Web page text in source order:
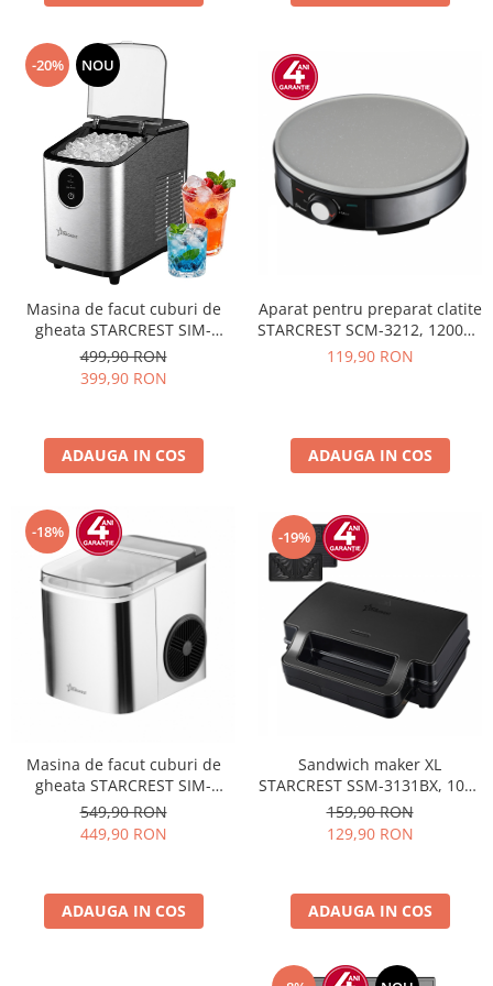
-20% NOU
Masina de facut cuburi de
gheata STARCREST SIM-
1125IX, Capacitate 11-
12Kg/24h, Cos gheata
detasabil, Rezervor apa 0.8 l,
499,90 RON
399,90 RON
ADAUGA IN COS
Aparat pentru preparat clatite
STARCREST SCM-3212, 1200W,
Placa cu invelis ceramic
119,90 RON
ADAUGA IN COS
-18%
Masina de facut cuburi de
gheata STARCREST SIM-
1201IX, Capacitate 12Kg/24h,
Doua dimensiuni pentru
cuburi, Rezervor apa 1.3 l,
549,90 RON
449,90 RON
ADAUGA IN COS
-19%
Sandwich maker XL
STARCREST SSM-3131BX, 1000
W, 3 placi detasabile
antiadezive: sandwich, waffle
si grill, Dark Inox
159,90 RON
129,90 RON
ADAUGA IN COS